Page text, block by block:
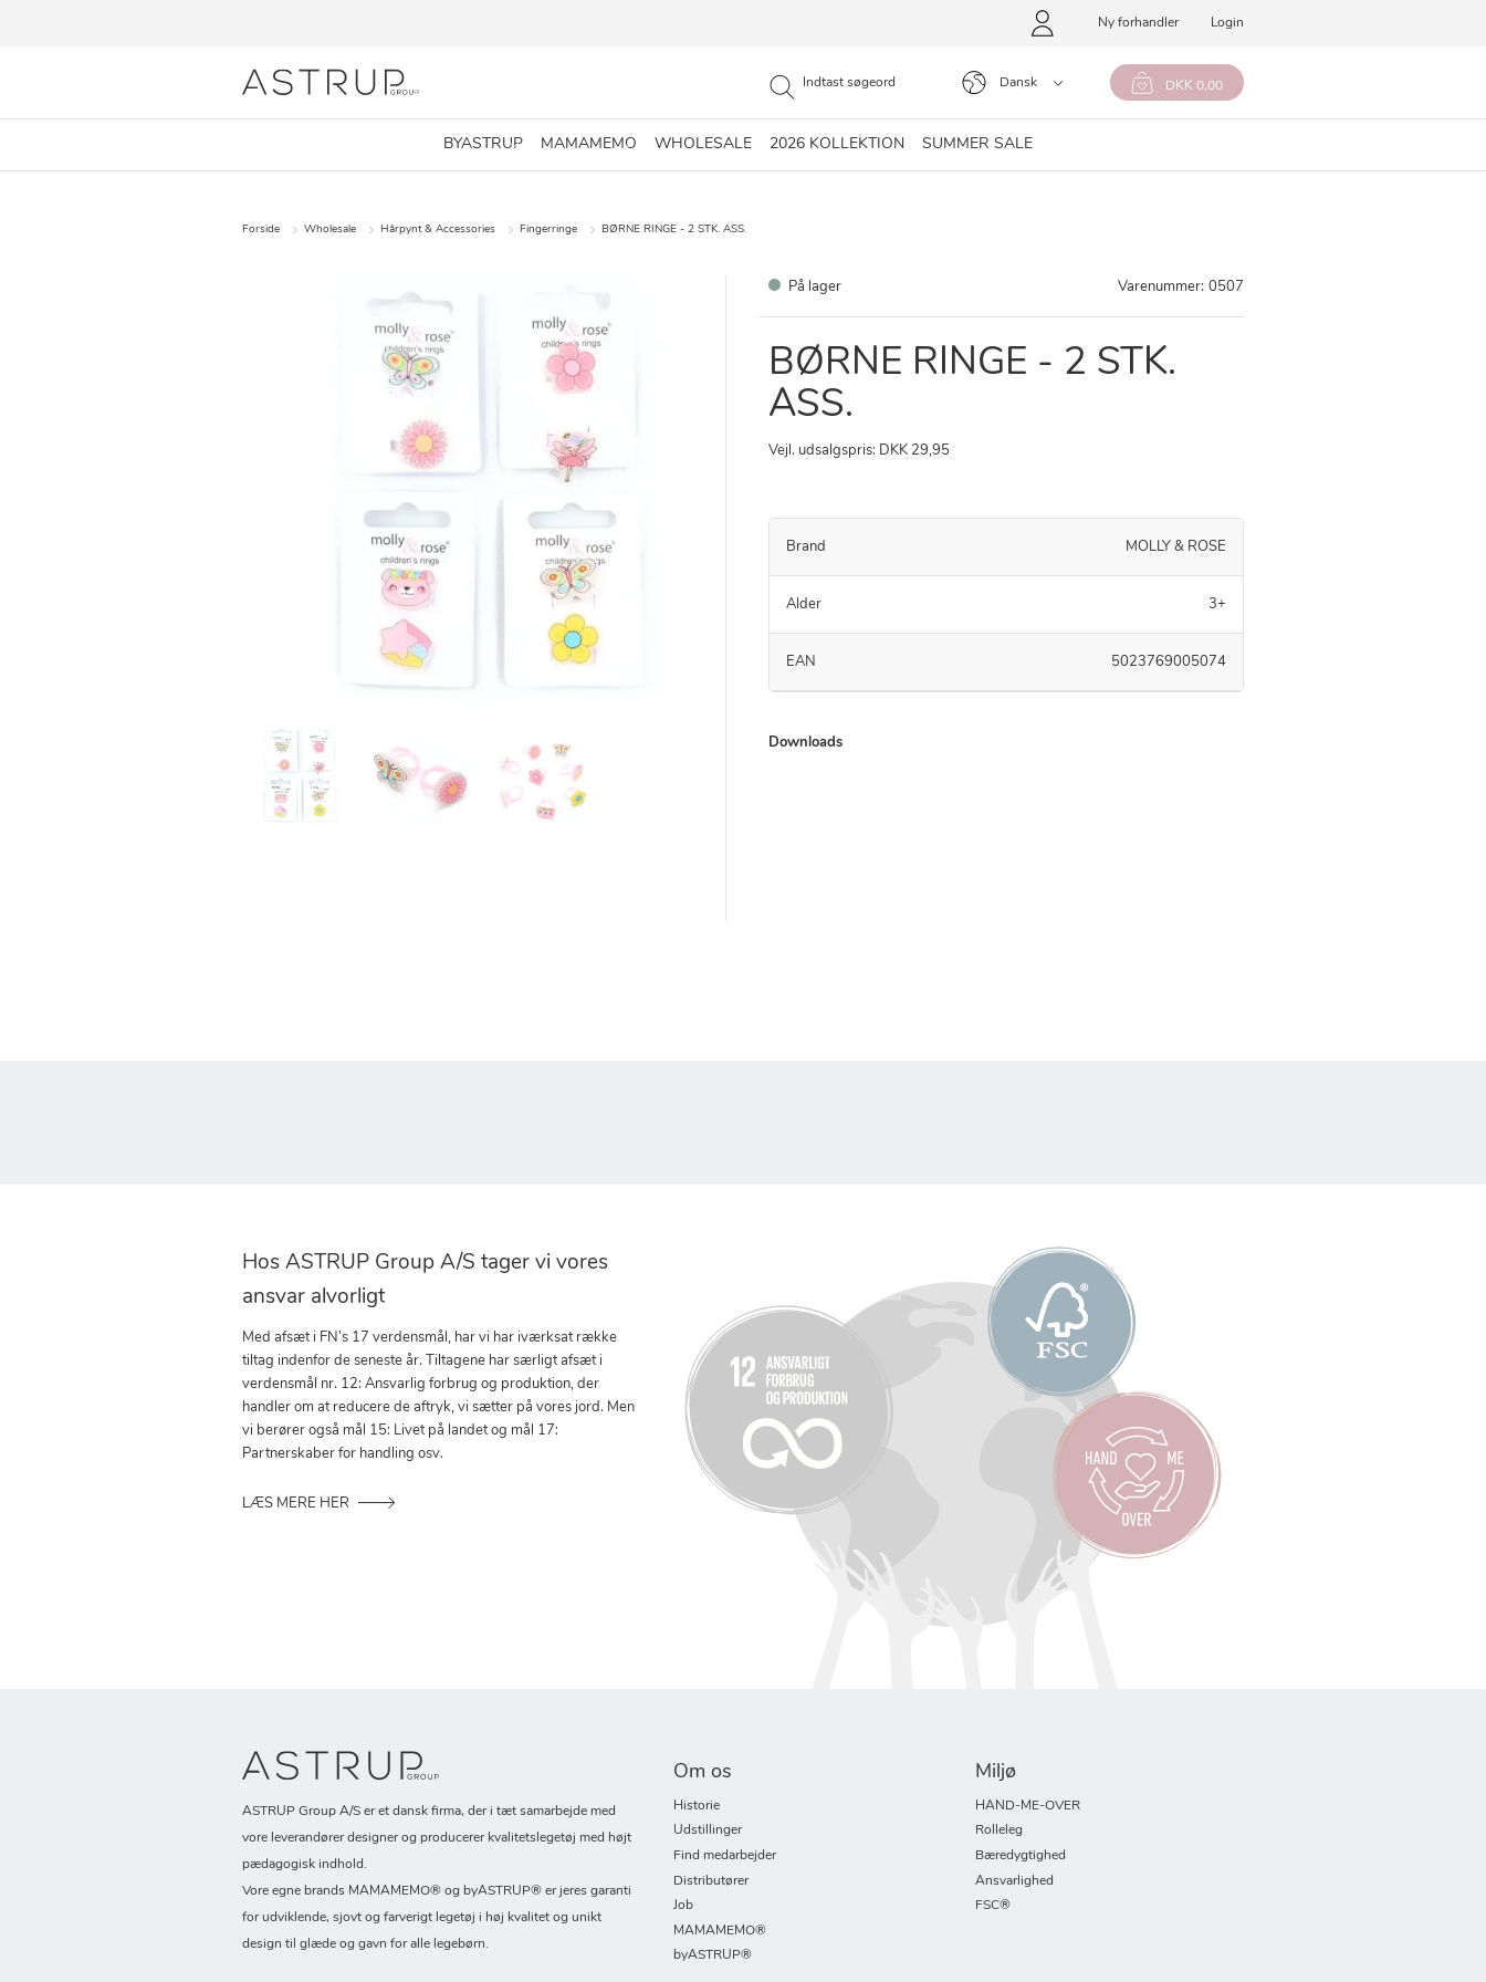
Ny forhandler Login
Dansk DKK 0,00
BYASTRUP MAMAMEMO WHOLESALE 2026 KOLLEKTION SUMMER SALE
Forside Wholesale Hårpynt & Accessories Fingerringe BØRNE RINGE - 2 STK. ASS.
På lager Varenummer: 0507
BØRNE RINGE - 2 STK.
ASS.
Vejl. udsalgspris: DKK 29,95
Brand MOLLY & ROSE
Alder 3+
EAN 5023769005074
Downloads
Hos ASTRUP Group A/S tager vi vores
ansvar alvorligt
Med afsæt i FN’s 17 verdensmål, har vi har iværksat række
tiltag indenfor de seneste år. Tiltagene har særligt afsæt i
verdensmål nr. 12: Ansvarlig forbrug og produktion, der
handler om at reducere de aftryk, vi sætter på vores jord. Men
vi berører også mål 15: Livet på landet og mål 17:
Partnerskaber for handling osv.
LÆS MERE HER
ASTRUP Group A/S er et dansk firma, der i tæt samarbejde med
vore leverandører designer og producerer kvalitetslegetøj med højt
pædagogisk indhold.
Vore egne brands MAMAMEMO® og byASTRUP® er jeres garanti
for udviklende, sjovt og farverigt legetøj i høj kvalitet og unikt
design til glæde og gavn for alle legebørn.
Om os
Historie
Udstillinger
Find medarbejder
Distributører
Job
MAMAMEMO®
byASTRUP®
Miljø
HAND-ME-OVER
Rolleleg
Bæredygtighed
Ansvarlighed
FSC®